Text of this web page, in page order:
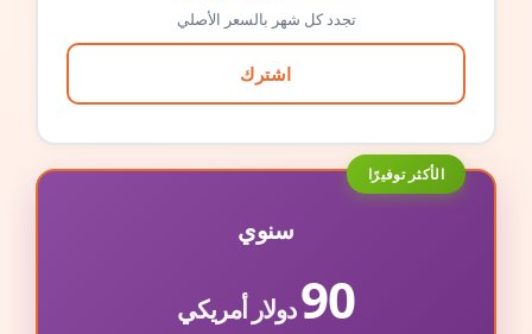
تجدد كل شهر بالسعر الأصلي
اشترك
الأكثر توفيرًا
سنوي
90دولار أمريكي